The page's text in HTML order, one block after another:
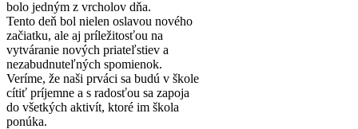
bolo jedným z vrcholov dňa.
Tento deň bol nielen oslavou nového
začiatku, ale aj príležitosťou na
vytváranie nových priateľstiev a
nezabudnuteľných spomienok.
Veríme, že naši prváci sa budú v škole
cítiť príjemne a s radosťou sa zapoja
do všetkých aktivít, ktoré im škola
ponúka.